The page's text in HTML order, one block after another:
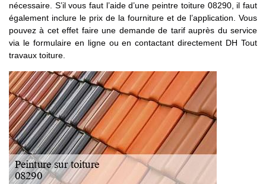
nécessaire. S’il vous faut l’aide d’une peintre toiture 08290, il faut
également inclure le prix de la fourniture et de l’application. Vous
pouvez à cet effet faire une demande de tarif auprès du service
via le formulaire en ligne ou en contactant directement DH Tout
travaux toiture.